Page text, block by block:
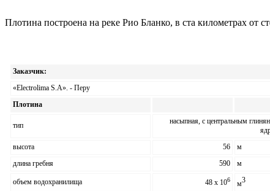
Плотина построена на реке Рио Бланко, в ста километрах от
Заказчик:
«Electrolima S.A». -Перу
Плотина
тип насыпная, с центральным
высота
56
м
длина гребня
590 м
объем водохранилища 48 x 106 м3